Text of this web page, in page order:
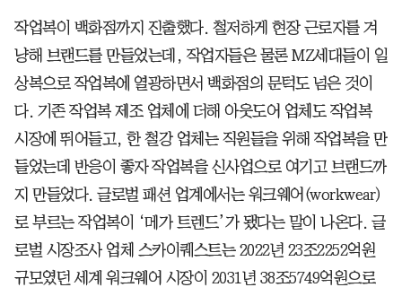
작업복이 백화점까지 진출했다. 철저하게 현장 근로자를 겨
냥해 브랜드를 만들었는데, 작업자들은 물론 MZ세대들이 일
상복으로 작업복에 열광하면서 백화점의 문턱도 넘은 것이
다. 기존 작업복 제조 업체에 더해 아웃도어 업체도 작업복
시장에 뛰어들고, 한 철강 업체는 직원들을 위해 작업복을 만
들었는데 반응이 좋자 작업복을 신사업으로 여기고 브랜드까
지 만들었다. 글로벌 패션 업계에서는 워크웨어(workwear)
로 부르는 작업복이 ‘메가 트렌드’가 됐다는 말이 나온다. 글
로벌 시장조사 업체 스카이퀘스트는 2022년 23조2252억원
규모였던 세계 워크웨어 시장이 2031년 38조5749억원으로